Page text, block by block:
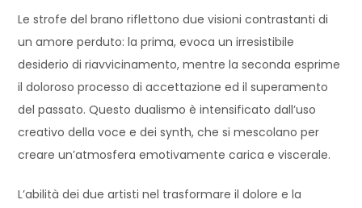
Le strofe del brano riflettono due visioni contrastanti di
un amore perduto: la prima, evoca un irresistibile
desiderio di riavvicinamento, mentre la seconda esprime
il doloroso processo di accettazione ed il superamento
del passato. Questo dualismo è intensificato dall’uso
creativo della voce e dei synth, che si mescolano per
creare un’atmosfera emotivamente carica e viscerale.
L’abilità dei due artisti nel trasformare il dolore e la